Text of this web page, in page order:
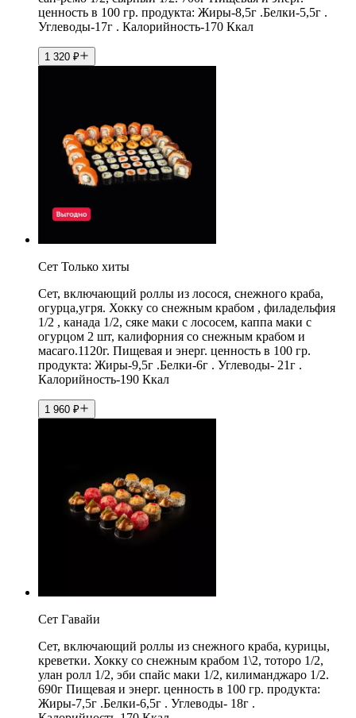
ценность в 100 гр. продукта: Жиры-8,5г .Белки-5,5г .
Углеводы-17г . Калорийность-170 Ккал
1 320 ₽
Сет Только хиты
Сет, включающий роллы из лосося, снежного краба,
огурца,угря. Хокку со снежным крабом , филадельфия
1/2 , канада 1/2, сяке маки с лососем, каппа маки с
огурцом 2 шт, калифорния со снежным крабом и
масаго.1120г. Пищевая и энерг. ценность в 100 гр.
продукта: Жиры-9,5г .Белки-6г . Углеводы- 21г .
Калорийность-190 Ккал
1 960 ₽
Сет Гавайи
Сет, включающий роллы из снежного краба, курицы,
креветки. Хокку со снежным крабом 1\2, тоторо 1/2,
улан ролл 1/2, эби спайс маки 1/2, килиманджаро 1/2.
690г Пищевая и энерг. ценность в 100 гр. продукта:
Жиры-7,5г .Белки-6,5г . Углеводы- 18г .